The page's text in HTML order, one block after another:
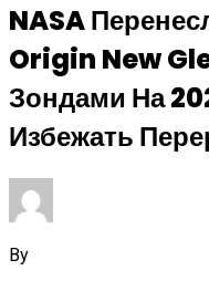
NASA
Origin New
Зондами На
Избежать
By